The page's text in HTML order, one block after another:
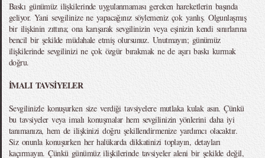
Baskı günümüz ilişkilerinde uygulanmaması gereken hareketlerin başında
geliyor. Yani sevgilinize ne yapacağınız söylemeniz çok yanlış. Olgunlaşmış
bir ilişkinin zıttına; ona karışarak sevgilinizin veya eşinizin kendi sınırlarına
bencil bir şekilde müdahale etmiş olursunuz. Unutmayın; günümüz
ilişkilerinde sevgilinizi ne çok özgür bırakmak ne de aşırı baskı kurmak
doğru.
İMALI TAVSİYELER
Sevgilinizle konuşurken size verdiği tavsiyelere mutlaka kulak asın. Çünkü
bu tavsiyeler veya imalı konuşmalar hem sevgilinizin yönlerini daha iyi
tanımanıza, hem de ilişkinizi doğru şekillendirmenize yardımcı olacaktır.
Siz onunla konuşurken her halükarda dikkatinizi toplayın, detayları
kaçırmayın. Çünkü günümüz ilişkilerinde tavsiyeler aleni bir şekilde değil,